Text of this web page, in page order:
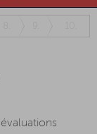
évaluations